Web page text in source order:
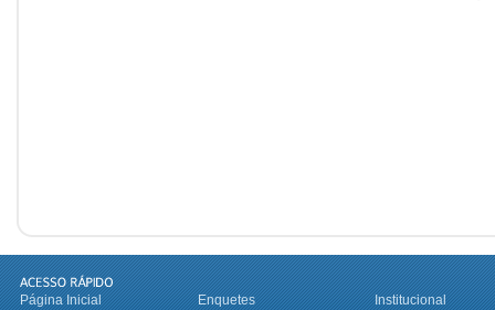
Página Inicial Enquetes
Institucional